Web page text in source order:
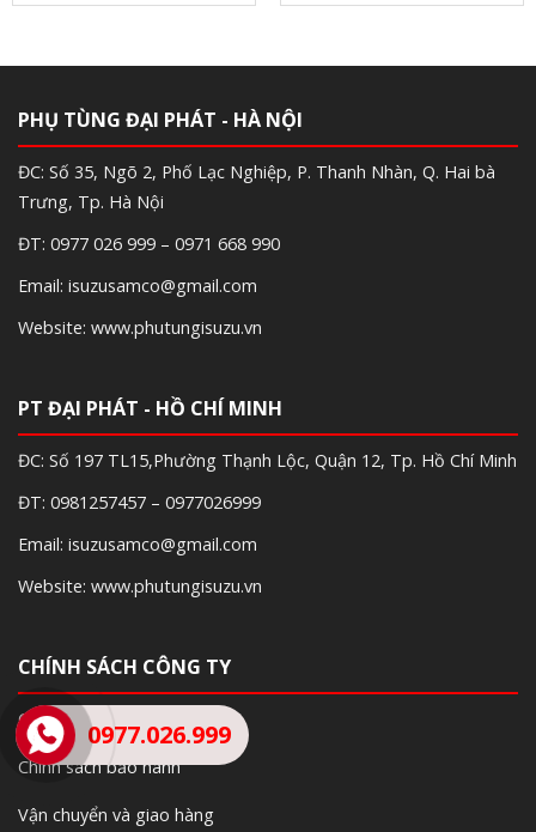
PHỤ TÙNG ĐẠI PHÁT - HÀ NỘI
ĐC: Số 35, Ngõ 2, Phố Lạc Nghiệp, P. Thanh Nhàn, Q. Hai bà
Trưng, Tp. Hà Nội
ĐT: 0977 026 999 – 0971 668 990
Email: isuzusamco@gmail.com
Website: www.phutungisuzu.vn
PT ĐẠI PHÁT - HỒ CHÍ MINH
ĐC: Số 197 TL15,Phường Thạnh Lộc, Quận 12, Tp. Hồ Chí Minh
ĐT: 0981257457 – 0977026999
Email: isuzusamco@gmail.com
Website: www.phutungisuzu.vn
CHÍNH SÁCH CÔNG TY
Chính sách đổi trả sản phẩm
Chính sách bảo hành
Vận chuyển và giao hàng
0977.026.999